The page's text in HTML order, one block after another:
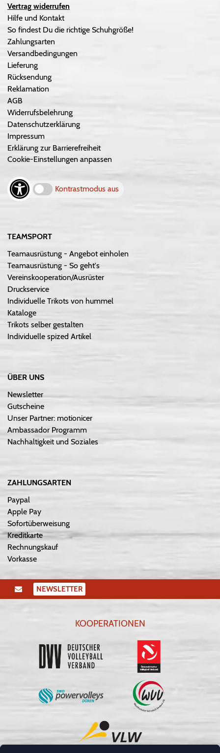
Vertrag widerrufen
Hilfe und Kontakt
So findest Du die richtige Schuhgröße!
Zahlungsarten
Versandbedingungen
Lieferung
Rücksendung
Reklamation
AGB
Widerrufsbelehrung
Datenschutzerklärung
Impressum
Erklärung zur Barrierefreiheit
Cookie-Einstellungen anpassen
Kontrastmodus aus
TEAMSPORT
Teamausrüstung - Angebot einholen
Teamausrüstung - So geht's
Vereinskooperation/Ausrüster
Druckservice
Individuelle Trikots von hummel
Kataloge
Trikots selber gestalten
Individuelle spized Artikel
ÜBER UNS
Newsletter
Gutscheine
Unser Partner: motionicer
Ambassador Programm
Nachhaltigkeit und Soziales
ZAHLUNGSARTEN
Paypal
Apple Pay
Sofortüberweisung
Kreditkarte
Rechnungskauf
Vorkasse
NEWSLETTER
KOOPERATIONEN